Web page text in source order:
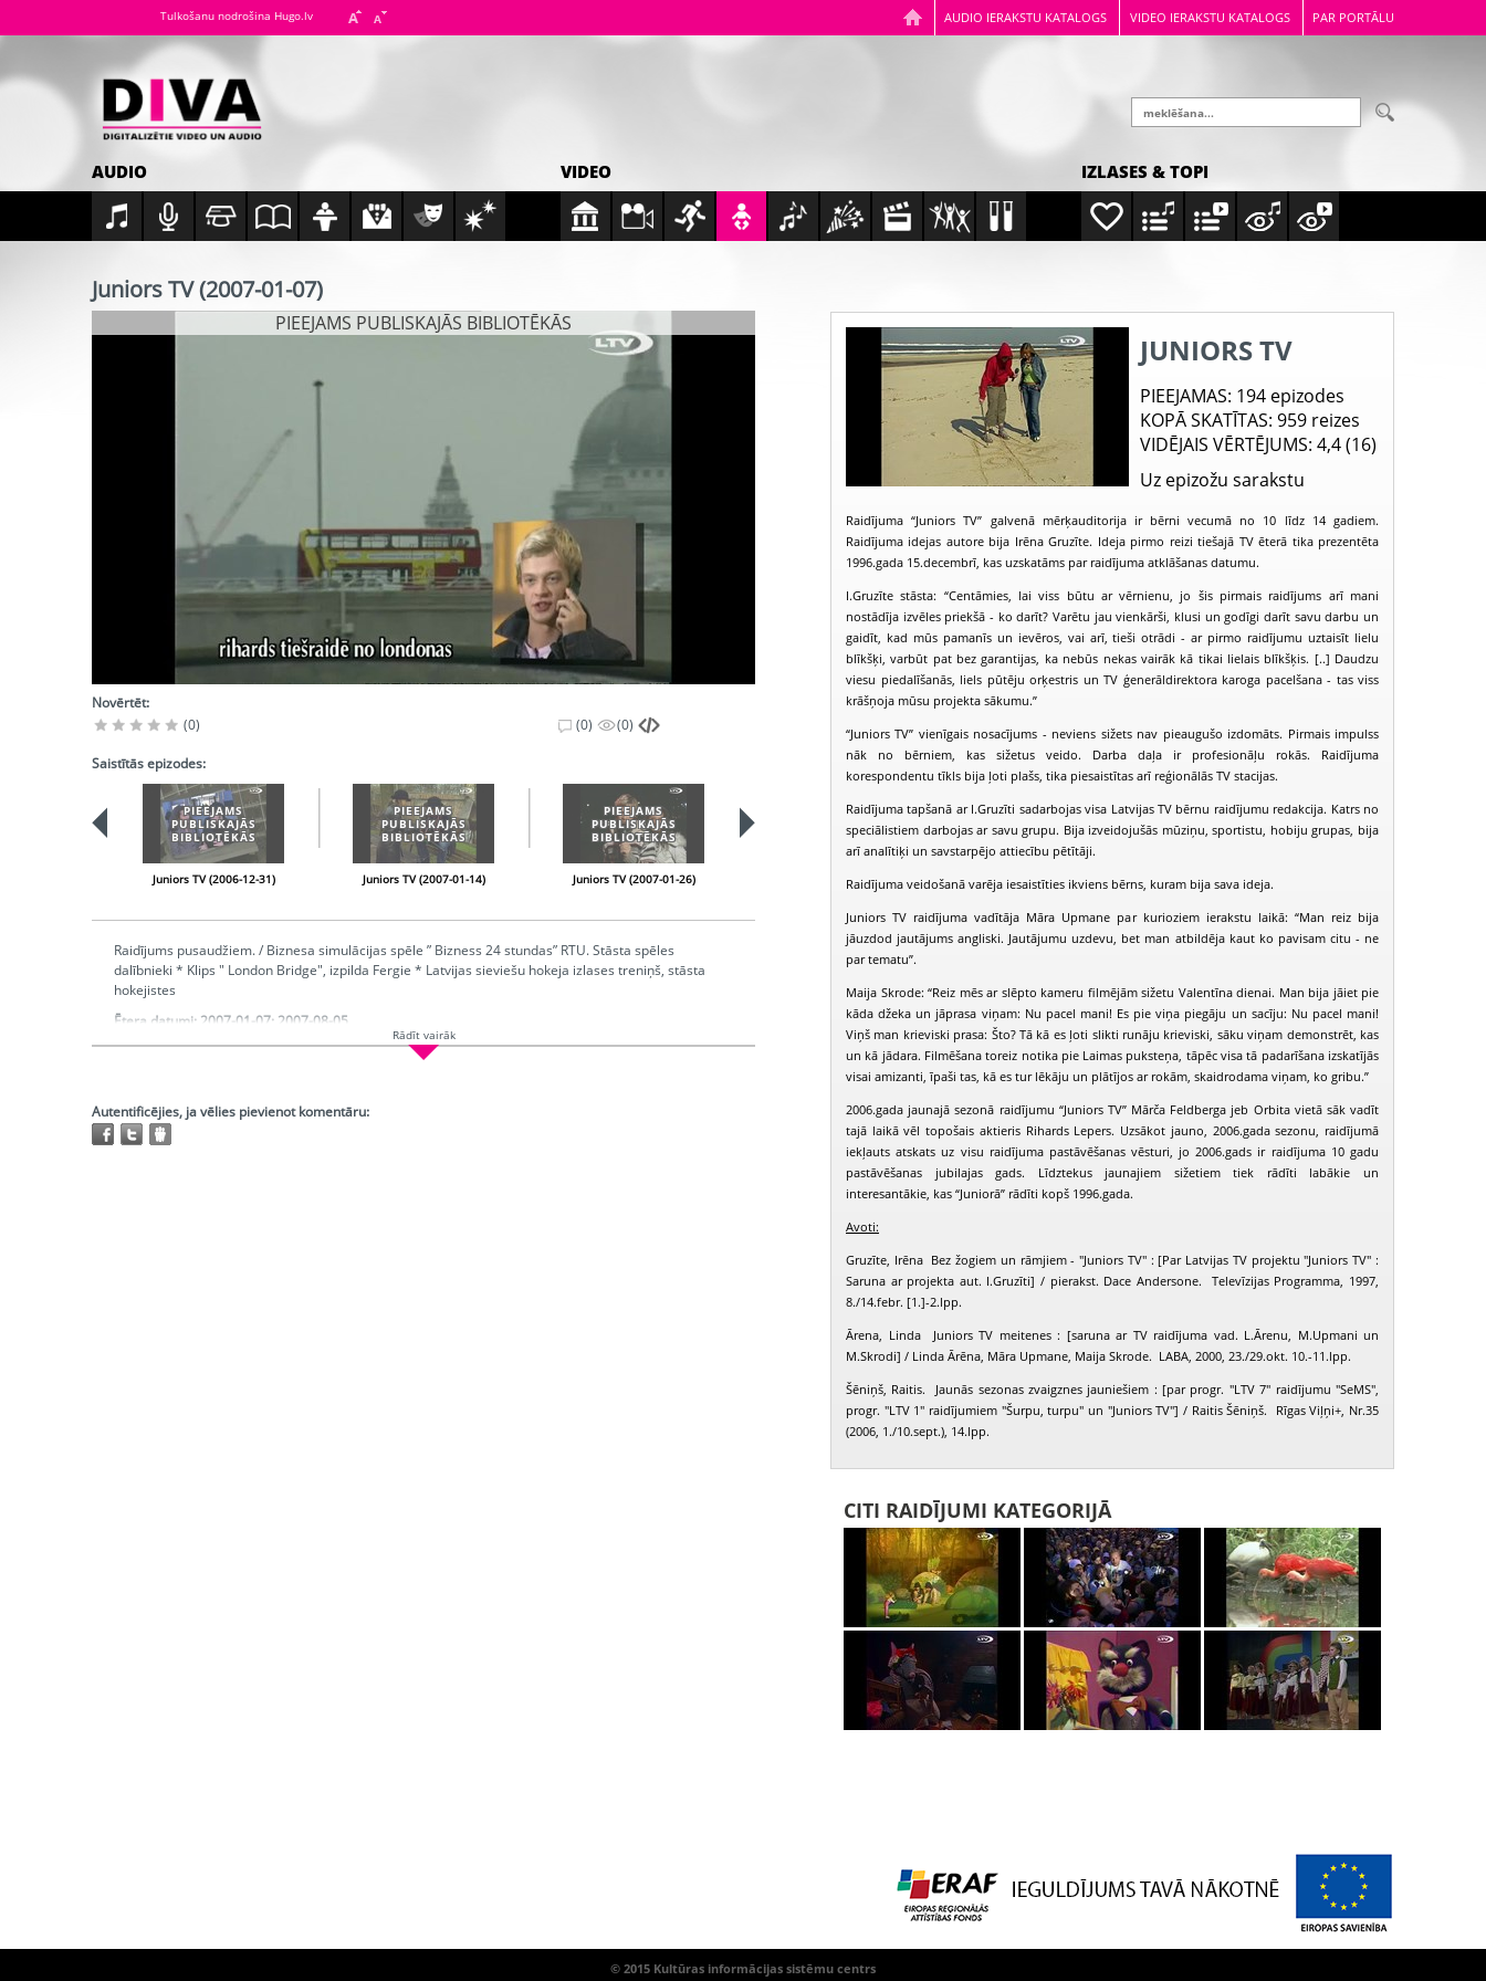
AUDIO IERAKSTU KATALOGS VIDEO IERAKSTU KATALOGS PAR PORTĀLU
Tulkošanu nodrošina Hugo.lv
AUDIO VIDEO IZLASES & TOPI
Juniors TV (2007-01-07)
PIEEJAMS PUBLISKAJĀS BIBLIOTĒKĀS
Novērtēt:
(0)
(0) (0)
Saistītās epizodes:
PIEEJAMS
PUBLISKAJĀS
BIBLIOTĒKĀS
Juniors TV (2006-12-31)
PIEEJAMS
PUBLISKAJĀS
BIBLIOTĒKĀS
Juniors TV (2007-01-14)
PIEEJAMS
PUBLISKAJĀS
BIBLIOTĒKĀS
Juniors TV (2007-01-26)
PIEEJAMS
PUBLISKAJĀS
BIBLIOTĒKĀS
Juniors TV (2007-01-28)
PIEEJAMS
PUBLISKAJĀS
BIBLIOTĒKĀS
Juniors TV (2007-02-04)
PIEEJAMS
PUBLISKAJĀS
BIBLIOTĒKĀS
Juniors TV (2007-02-11)
Raidījums pusaudžiem. / Biznesa simulācijas spēle ” Bizness 24 stundas” RTU. Stāsta spēles
dalībnieki * Klips " London Bridge", izpilda Fergie * Latvijas sieviešu hokeja izlases treniņš, stāsta
hokejistes
Ētera datumi: 2007-01-07; 2007-08-05
Hronometrāža:0:26:09
Školte Laila, Žapicka Anda, Kurme Baiba, Žebere Sandra, Lepers Rihards, Paulauska Linda,
Atskaņojams: tikai bibliotēkās
Trešo pušu autortiesības:
Rādīt vairāk
Autentificējies, ja vēlies pievienot komentāru:
JUNIORS TV
PIEEJAMAS: 194 epizodes
KOPĀ SKATĪTAS: 959 reizes
VIDĒJAIS VĒRTĒJUMS: 4,4 (16)
Uz epizožu sarakstu
Raidījuma “Juniors TV” galvenā mērķauditorija ir bērni vecumā no 10 līdz 14 gadiem.
Raidījuma idejas autore bija Irēna Gruzīte. Ideja pirmo reizi tiešajā TV ēterā tika prezentēta
1996.gada 15.decembrī, kas uzskatāms par raidījuma atklāšanas datumu.
I.Gruzīte stāsta: “Centāmies, lai viss būtu ar vērnienu, jo šis pirmais raidījums arī mani
nostādīja izvēles priekšā - ko darīt? Varētu jau vienkārši, klusi un godīgi darīt savu darbu un
gaidīt, kad mūs pamanīs un ievēros, vai arī, tieši otrādi - ar pirmo raidījumu uztaisīt lielu
blīkšķi, varbūt pat bez garantijas, ka nebūs nekas vairāk kā tikai lielais blīkšķis. [..] Daudzu
viesu piedalīšanās, liels pūtēju orķestris un TV ģenerāldirektora karoga pacelšana - tas viss
krāšņoja mūsu projekta sākumu.”
“Juniors TV” vienīgais nosacījums - neviens sižets nav pieaugušo izdomāts. Pirmais impulss
nāk no bērniem, kas sižetus veido. Darba daļa ir profesionāļu rokās. Raidījuma
korespondentu tīkls bija ļoti plašs, tika piesaistītas arī reģionālās TV stacijas.
Raidījuma tapšanā ar I.Gruzīti sadarbojas visa Latvijas TV bērnu raidījumu redakcija. Katrs no
speciālistiem darbojas ar savu grupu. Bija izveidojušās mūziņu, sportistu, hobiju grupas, bija
arī analītiķi un savstarpējo attiecību pētītāji.
Raidījuma veidošanā varēja iesaistīties ikviens bērns, kuram bija sava ideja.
Juniors TV raidījuma vadītāja Māra Upmane par kurioziem ierakstu laikā: “Man reiz bija
jāuzdod jautājums angliski. Jautājumu uzdevu, bet man atbildēja kaut ko pavisam citu - ne
par tematu”.
Maija Skrode: “Reiz mēs ar slēpto kameru filmējām sižetu Valentīna dienai. Man bija jāiet pie
kāda džeka un jāprasa viņam: Nu pacel mani! Es pie viņa piegāju un sacīju: Nu pacel mani!
Viņš man krieviski prasa: Što? Tā kā es ļoti slikti runāju krieviski, sāku viņam demonstrēt, kas
un kā jādara. Filmēšana toreiz notika pie Laimas puksteņa, tāpēc visa tā padarīšana izskatījās
visai amizanti, īpaši tas, kā es tur lēkāju un plātījos ar rokām, skaidrodama viņam, ko gribu.”
2006.gada jaunajā sezonā raidījumu “Juniors TV” Mārča Feldberga jeb Orbita vietā sāk vadīt
tajā laikā vēl topošais aktieris Rihards Lepers. Uzsākot jauno, 2006.gada sezonu, raidījumā
iekļauts atskats uz visu raidījuma pastāvēšanas vēsturi, jo 2006.gads ir raidījuma 10 gadu
pastāvēšanas jubilajas gads. Līdztekus jaunajiem sižetiem tiek rādīti labākie un
interesantākie, kas “Juniorā” rādīti kopš 1996.gada.
Avoti:
Gruzīte, Irēna Bez žogiem un rāmjiem - "Juniors TV" : [Par Latvijas TV projektu "Juniors TV" :
Saruna ar projekta aut. I.Gruzīti] / pierakst. Dace Andersone. Televīzijas Programma, 1997,
8./14.febr. [1.]-2.lpp.
Ārena, Linda Juniors TV meitenes : [saruna ar TV raidījuma vad. L.Ārenu, M.Upmani un
M.Skrodi] / Linda Ārēna, Māra Upmane, Maija Skrode. LABA, 2000, 23./29.okt. 10.-11.lpp.
Šēniņš, Raitis. Jaunās sezonas zvaigznes jauniešiem : [par progr. "LTV 7" raidījumu "SeMS",
progr. "LTV 1" raidījumiem "Šurpu, turpu" un "Juniors TV"] / Raitis Šēniņš. Rīgas Viļņi+, Nr.35
(2006, 1./10.sept.), 14.lpp.
CITI RAIDĪJUMI KATEGORIJĀ
© 2015 Kultūras informācijas sistēmu centrs